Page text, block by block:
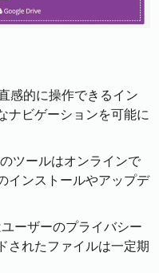
感的に操作できるイン
ナビゲーションを可能に
ツールはオンラインで
インストールやアップデ
ーザーのプライバシー
されたファイルは一定期